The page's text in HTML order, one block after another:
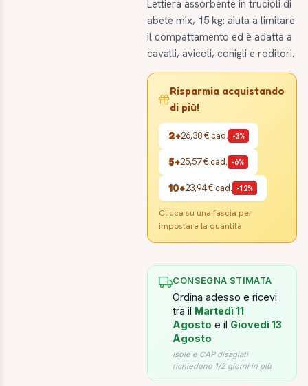
Lettiera assorbente in trucioli di
abete mix, 15 kg: aiuta a limitare
il compattamento ed è adatta a
cavalli, avicoli, conigli e roditori.
Risparmia acquistando
di più!
2+26,38 €cad. -3%
5+25,57 €cad. -6%
10+23,94 €cad. -12%
Clicca su una fascia per
impostare la quantità
CONSEGNA STIMATA
Ordina adesso e ricevi
tra il Martedì 11
Agosto e il Giovedì 13
Agosto
Isole e CAP disagiati
richiedono 1/2 giorni in più